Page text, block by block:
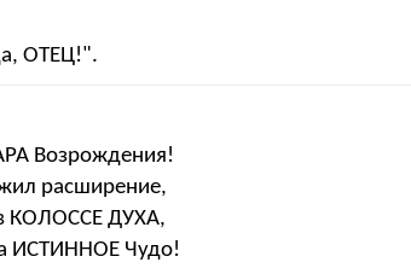
ОТЕЦ!".
Возрождения!
расширение,
КОЛОССЕ ДУХА,
ИСТИННОЕ Чудо!